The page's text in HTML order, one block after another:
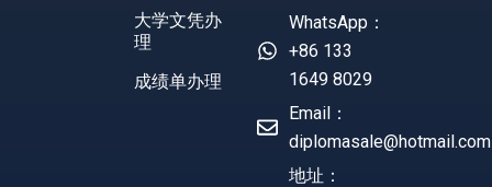
大学文凭办
理
成绩单办理
WhatsApp：
+86 133
1649 8029
Email：
diplomasale@hotmail.com
地址：